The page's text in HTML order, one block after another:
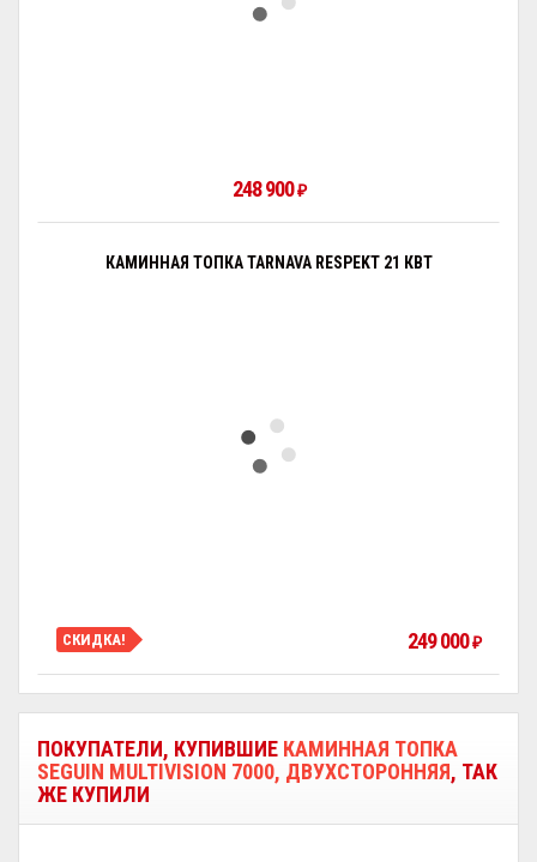
248 900₽
КАМИННАЯ ТОПКА TARNAVA RESPEKT 21 КВТ
СКИДКА! 249 000₽
ПОКУПАТЕЛИ, КУПИВШИЕ КАМИННАЯ ТОПКА
SEGUIN MULTIVISION 7000, ДВУХСТОРОННЯЯ, ТАК
ЖЕ КУПИЛИ